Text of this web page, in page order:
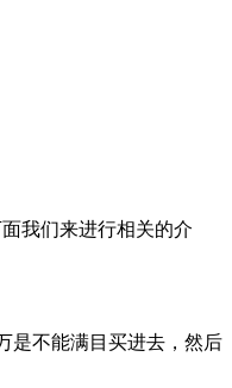
我们来进行相关的介
不能满目买进去，然后